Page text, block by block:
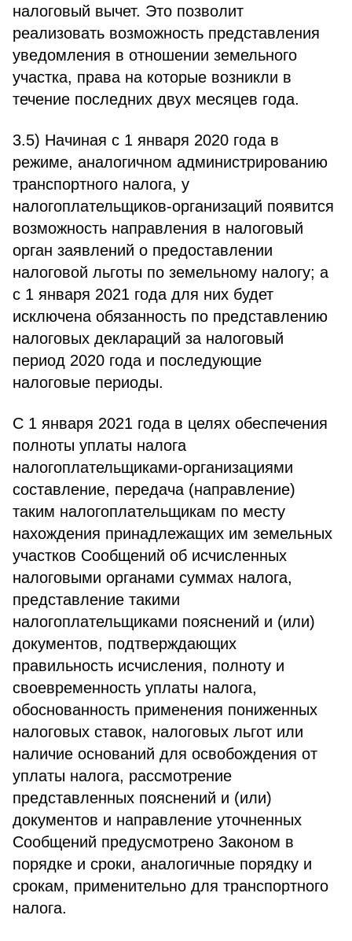
налоговый вычет. Это позволит
реализовать возможность представления
уведомления в отношении земельного
участка, права на которые возникли в
течение последних двух месяцев года.
3.5) Начиная с 1 января 2020 года в
режиме, аналогичном администрированию
транспортного налога, у
налогоплательщиков-организаций появится
возможность направления в налоговый
орган заявлений о предоставлении
налоговой льготы по земельному налогу; а
с 1 января 2021 года для них будет
исключена обязанность по представлению
налоговых деклараций за налоговый
период 2020 года и последующие
налоговые периоды.
С 1 января 2021 года в целях обеспечения
полноты уплаты налога
налогоплательщиками-организациями
составление, передача (направление)
таким налогоплательщикам по месту
нахождения принадлежащих им земельных
участков Сообщений об исчисленных
налоговыми органами суммах налога,
представление такими
налогоплательщиками пояснений и (или)
документов, подтверждающих
правильность исчисления, полноту и
своевременность уплаты налога,
обоснованность применения пониженных
налоговых ставок, налоговых льгот или
наличие оснований для освобождения от
уплаты налога, рассмотрение
представленных пояснений и (или)
документов и направление уточненных
Сообщений предусмотрено Законом в
порядке и сроки, аналогичные порядку и
срокам, применительно для транспортного
налога.